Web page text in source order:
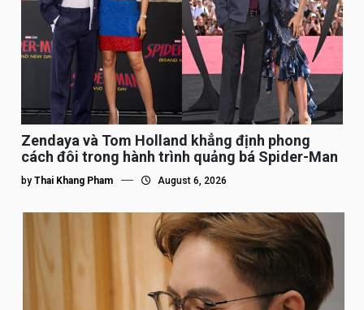
Zendaya và Tom Holland khẳng định phong
cách đôi trong hành trình quảng bá Spider-Man
by Thai Khang Pham August 6, 2026